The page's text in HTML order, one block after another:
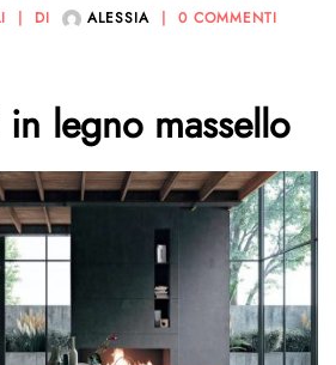
DI ALESSIA 0 COMMENTI
legno massello